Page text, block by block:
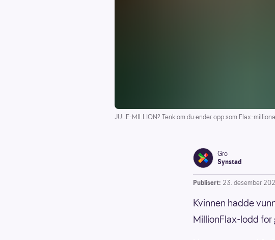
JULE-MILLION? Tenk om du ender opp som Flax-
Gro
Synstad
Publisert: 23. desember
Kvinnen hadde
MillionFlax-lodd for